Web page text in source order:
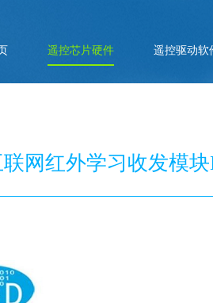
遥控芯片硬件 遥控驱动软
网红外学习收发模